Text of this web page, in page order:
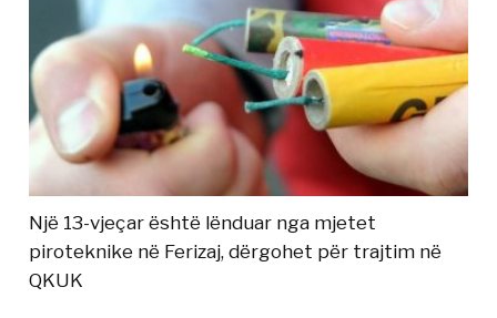
Një 13-vjeçar është lënduar nga mjetet
piroteknike në Ferizaj, dërgohet për trajtim në
QKUK